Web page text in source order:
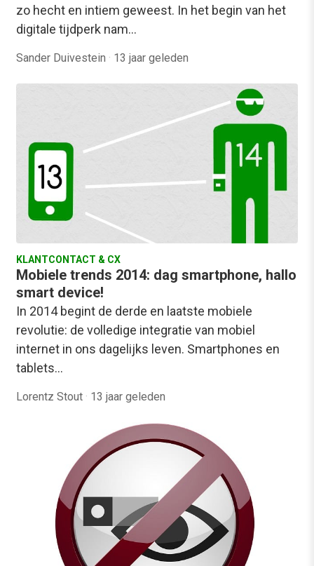
zo hecht en intiem geweest. In het begin van het
digitale tijdperk nam…
Sander Duivestein · 13 jaar geleden
KLANTCONTACT & CX
Mobiele trends 2014: dag smartphone, hallo
smart device!
In 2014 begint de derde en laatste mobiele
revolutie: de volledige integratie van mobiel
internet in ons dagelijks leven. Smartphones en
tablets…
Lorentz Stout · 13 jaar geleden